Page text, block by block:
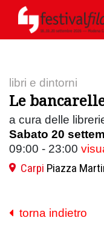
libri e dintorni
Le
a cura delle
Sabato 20
09:00 - 23:00
Carpi Piazza
torna indietro